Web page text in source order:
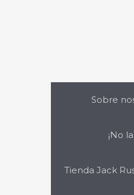
Sobre
¡No
Tienda Jack